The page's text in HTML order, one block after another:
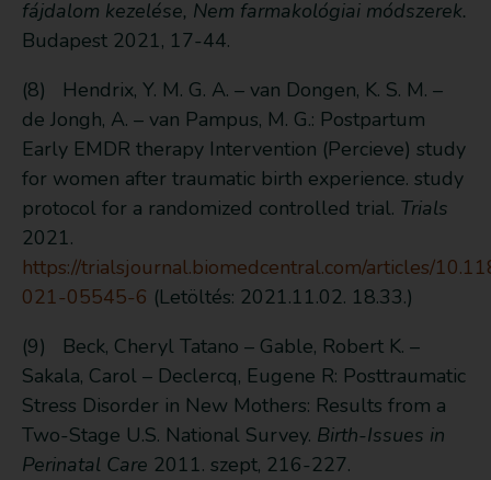
fájdalom kezelése, Nem farmakológiai módszerek.
Budapest 2021, 17-44.
(8) Hendrix, Y. M. G. A. – van Dongen, K. S. M. –
de Jongh, A. – van Pampus, M. G.: Postpartum
Early EMDR therapy Intervention (Percieve) study
for women after traumatic birth experience. study
protocol for a randomized controlled trial. Trials
2021.
https://trialsjournal.biomedcentral.com/articles/
021-05545-6 (Letöltés: 2021.11.02. 18.33.)
(9) Beck, Cheryl Tatano – Gable, Robert K. –
Sakala, Carol – Declercq, Eugene R: Posttraumatic
Stress Disorder in New Mothers: Results from a
Two-Stage U.S. National Survey. Birth-Issues in
Perinatal Care 2011. szept, 216-227.